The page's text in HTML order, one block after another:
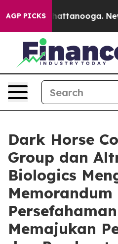
AGP PICKS
in Chattanooga.
Dark Horse
Group dan
Biologics
Memorandum
Memajukan